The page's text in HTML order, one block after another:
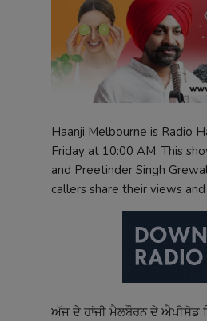
Haanji Melbourne is Radio
Friday at 10:00 AM. This
and Preetinder Singh
callers share their views
ਅੱਜ ਦੇ ਹਾਂਜੀ ਮੈਲਬੌਰਨ ਦੇ ਐਪੀਸੋਡ